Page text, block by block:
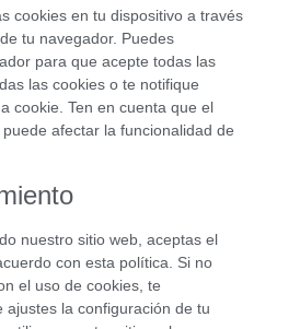
cookies en tu dispositivo a través
tu navegador. Puedes
para que acepte todas las
las cookies o te notifique
cookie. Ten en cuenta que el
afectar la funcionalidad de
nuestro sitio web, aceptas el
con esta política. Si no
el uso de cookies, te
ajustes la configuración de tu